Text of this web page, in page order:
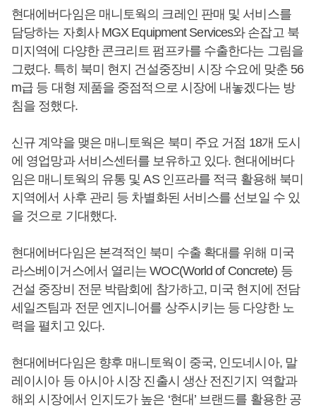
현대에버다임은 매니토웍의 크레인 판매 및 서비스를
담당하는 자회사 MGX Equipment Services와 손잡고 북
미지역에 다양한 콘크리트 펌프카를 수출한다는 그림을
그렸다. 특히 북미 현지 건설중장비 시장 수요에 맞춘 56
m급 등 대형 제품을 중점적으로 시장에 내놓겠다는 방
침을 정했다.
신규 계약을 맺은 매니토웍은 북미 주요 거점 18개 도시
에 영업망과 서비스센터를 보유하고 있다. 현대에버다
임은 매니토웍의 유통 및 AS 인프라를 적극 활용해 북미
지역에서 사후 관리 등 차별화된 서비스를 선보일 수 있
을 것으로 기대했다.
현대에버다임은 본격적인 북미 수출 확대를 위해 미국
라스베이거스에서 열리는 WOC(World of Concrete) 등
건설 중장비 전문 박람회에 참가하고, 미국 현지에 전담
세일즈팀과 전문 엔지니어를 상주시키는 등 다양한 노
력을 펼치고 있다.
현대에버다임은 향후 매니토웍이 중국, 인도네시아, 말
레이시아 등 아시아 시장 진출시 생산 전진기지 역할과
해외 시장에서 인지도가 높은 ‘현대’ 브랜드를 활용한 공